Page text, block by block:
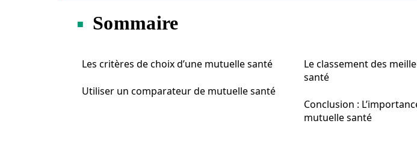
Sommaire
Les critères de choix d’une mutuelle santé
Utiliser un comparateur de mutuelle santé
Le classement des
santé
Conclusion :
mutuelle santé